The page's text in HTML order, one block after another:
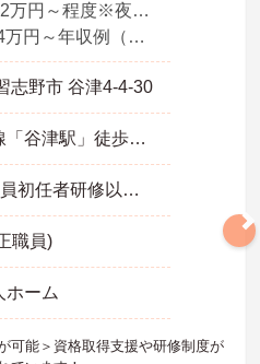
月収 23.2万円～程度※夜勤手当込
年収 324万円～年収例（賞与2ヶ月、平均残業時間10時間／月を含む）
志野市 谷津4-4-30
京成本線「谷津駅」徒歩3分
■介護職員初任者研修以上 ※無資格の方も応募可（資格支援制度あり）
職員)
ホーム
可能＞資格取得支援や研修制度が